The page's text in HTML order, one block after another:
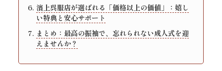
濱上呉服店が選ばれる「価格以上の価値」：嬉し
い特典と安心サポート
まとめ：最高の振袖で、忘れられない成人式を迎
えませんか？